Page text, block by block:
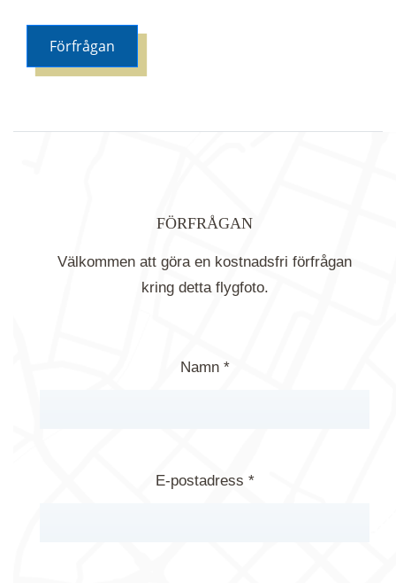
Förfrågan
FÖRFRÅGAN
Välkommen att göra en kostnadsfri förfrågan
kring detta flygfoto.
Namn *
E-postadress *